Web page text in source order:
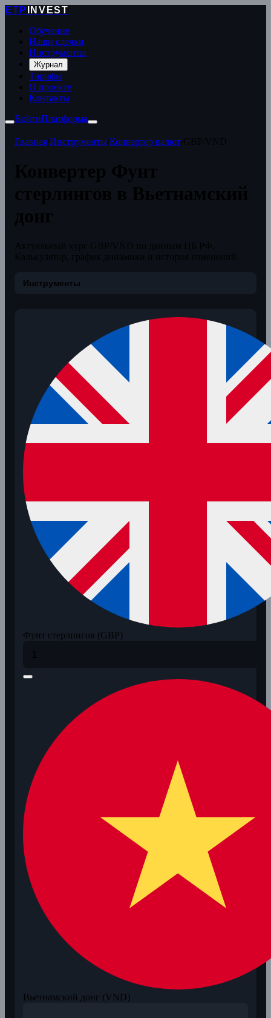
ETP
INVEST
Обучение
Наши сделки
Инструменты
Журнал
Тарифы
О проекте
Контакты
ВойтиПлатформа
Главная Инструменты Конвертер валют
Инструменты
Фунт стерлингов (GBP)
Вьетнамский донг (VND)